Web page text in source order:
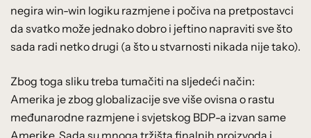
negira win-win logiku razmjene i počiva na pretpostavci
da svatko može jednako dobro i jeftino napraviti sve što
sada radi netko drugi (a što u stvarnosti nikada nije tako).
Zbog toga sliku treba tumačiti na sljedeći način:
Amerika je zbog globalizacije sve više ovisna o rastu
međunarodne razmjene i svjetskog BDP-a izvan same
Amerike. Sada su mnoga tržišta finalnih proizvoda i